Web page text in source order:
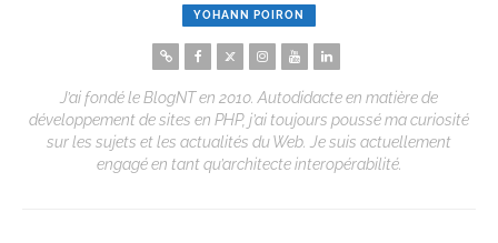
YOHANN POIRON
J’ai fondé le BlogNT en 2010. Autodidacte en matière de
développement de sites en PHP, j’ai toujours poussé ma curiosité
sur les sujets et les actualités du Web. Je suis actuellement
engagé en tant qu’architecte interopérabilité.